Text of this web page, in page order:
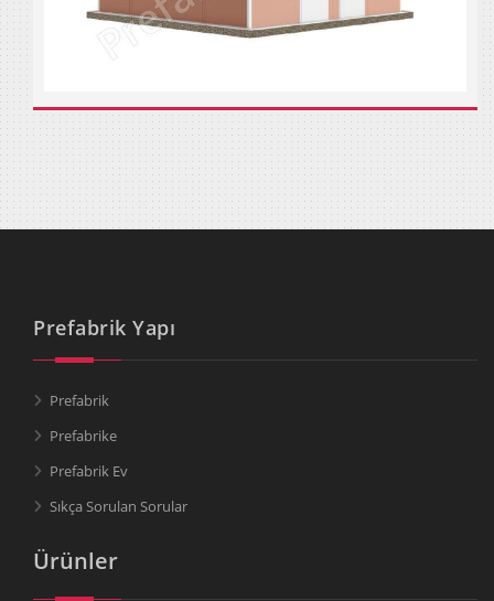
Prefabrik Yapı
Prefabrik
Prefabrike
Prefabrik Ev
Sıkça Sorulan Sorular
Ürünler